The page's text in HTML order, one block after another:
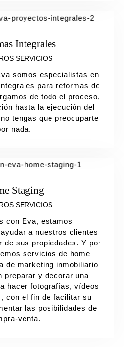
Integrales
SERVICIOS
somos especialistas en
para reformas de
de todo el proceso,
hasta la ejecución del
tengas que preocuparte
nada.
Staging
SERVICIOS
con Eva, estamos
a nuestros clientes
de sus propiedades. Y por
servicios de home
de marketing inmobiliario
preparar y decorar una
hacer fotografías, vídeos
con el fin de facilitar su
las posibilidades de
venta.